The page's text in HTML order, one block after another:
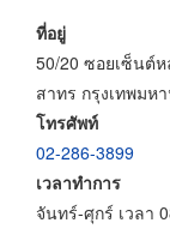
ที่อยู่
50/20 ซอยเซ็นต์
สาทร กรุงเทพมห
โทรศัพท์
02-286-3899
เวลาทำการ
จันทร์-ศุกร์ เวลา